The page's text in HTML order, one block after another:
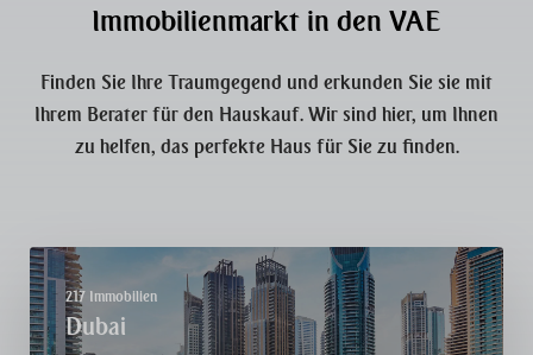
Immobilienmarkt in den VAE
Finden Sie Ihre Traumgegend und erkunden Sie sie mit
Ihrem Berater für den Hauskauf. Wir sind hier, um Ihnen
zu helfen, das perfekte Haus für Sie zu finden.
217 Immobilien
Dubai